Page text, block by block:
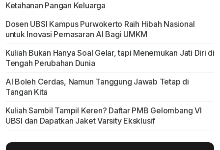
Ketahanan Pangan Keluarga
Dosen UBSI Kampus Purwokerto Raih Hibah Nasional
untuk Inovasi Pemasaran AI Bagi UMKM
Kuliah Bukan Hanya Soal Gelar, tapi Menemukan Jati Diri di
Tengah Perubahan Dunia
AI Boleh Cerdas, Namun Tanggung Jawab Tetap di
Tangan Kita
Kuliah Sambil Tampil Keren? Daftar PMB Gelombang VI
UBSI dan Dapatkan Jaket Varsity Eksklusif